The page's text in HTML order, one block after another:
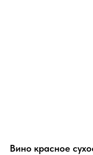
Вино красное